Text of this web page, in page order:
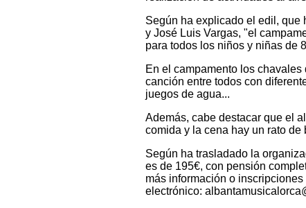
Según ha explicado el edil, que
y José Luis Vargas, "el
para todos los niños y niñas de
En el campamento los
canción entre todos con
juegos de agua...
Además, cabe destacar que el
comida y la cena hay un rato de
Según ha trasladado la
es de 195€, con pensión
más información o
electrónico: